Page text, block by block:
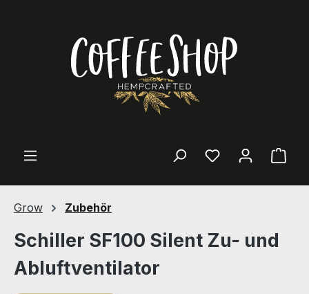
Grow Zubehör
Schiller SF100 Silent Zu- und
Abluftventilator